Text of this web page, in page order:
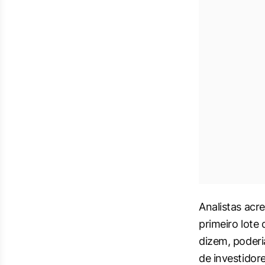
Analistas
primeiro lote
dizem,
de